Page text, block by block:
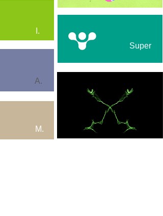
I.
Super
A.
M.